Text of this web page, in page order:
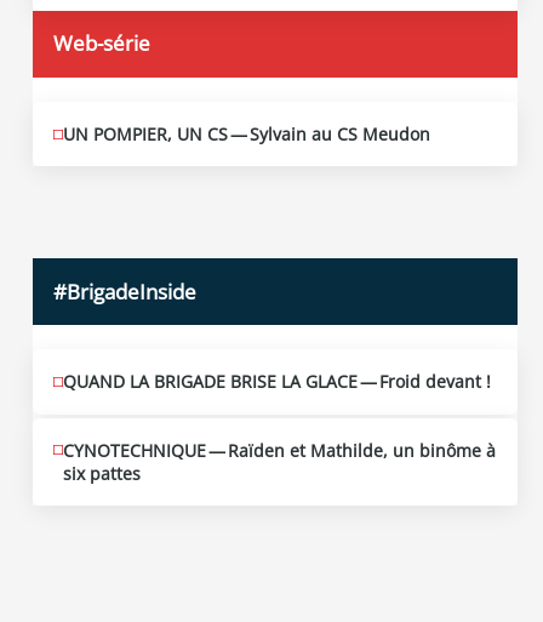
Web-série
MAI
10
UN POMPIER, UN CS — Sylvain au CS Meudon
#BrigadeInside
QUAND LA BRIGADE BRISE LA GLACE — Froid devant !
CYNOTECHNIQUE — Raïden et Mathilde, un binôme à
six pattes